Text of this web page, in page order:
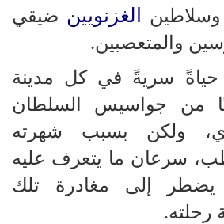
الغزنويين ضيقي
والمتعصبين.
سريةً في كل مدينة
من جواسيس السلطان
ولكن بسبب شهرته
سرعان ما يتعرف عليه
يضطر إلى مغادرة تلك
رحلته.